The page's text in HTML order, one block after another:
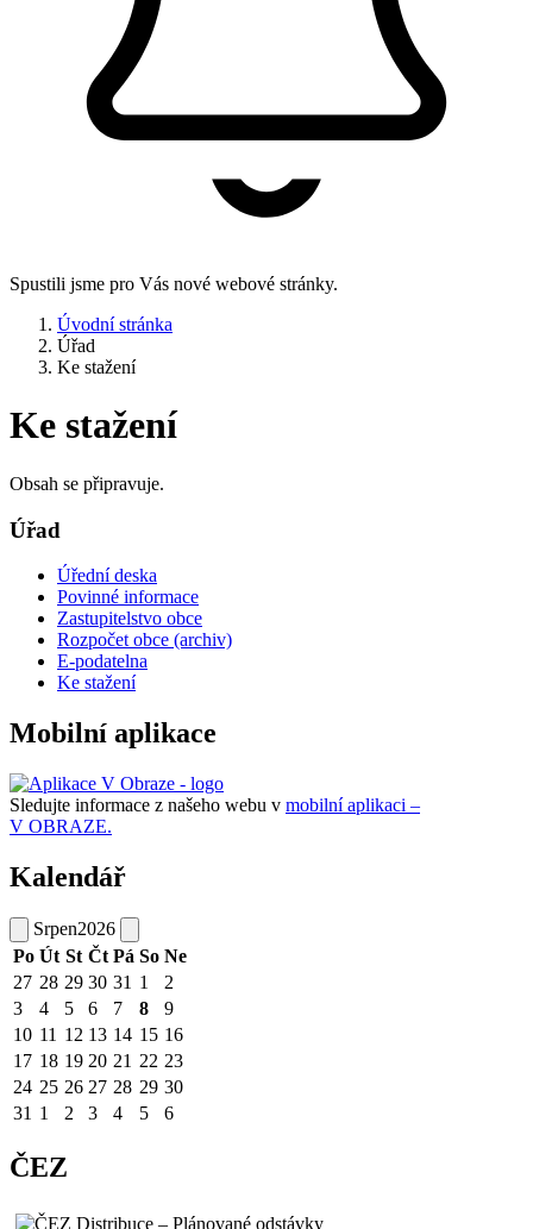
Spustili jsme pro Vás nové webové stránky.
Úvodní stránka
Úřad
Ke stažení
Ke stažení
Obsah se připravuje.
Úřad
Úřední deska
Povinné informace
Zastupitelstvo obce
Rozpočet obce (archiv)
E-podatelna
Ke stažení
Mobilní aplikace
Sledujte informace z našeho webu v mobilní aplikaci –
V OBRAZE.
Kalendář
Srpen2026
Po Út St Čt Pá So Ne
27 28 29 30 31 1
2
3
4 5 6 7 8
9
10 11 12 13 14 15 16
17 18 19 20 21 22 23
24 25 26 27 28 29 30
31 1 2 3 4 5 6
ČEZ